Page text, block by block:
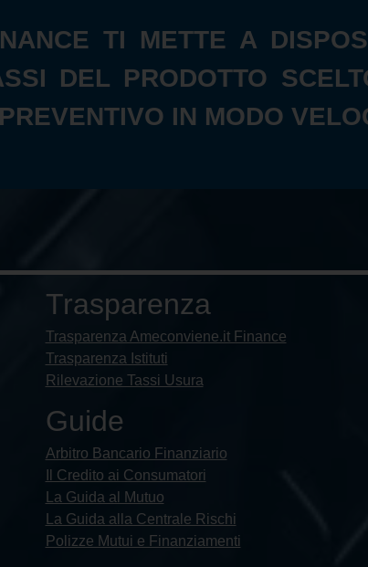
TI METTE A
DEL PRODOTTO
IN MODO
Trasparenza
Trasparenza Ameconviene.it Finance
Trasparenza Istituti
Rilevazione Tassi Usura
Guide
Arbitro Bancario Finanziario
Il Credito ai Consumatori
La Guida al Mutuo
La Guida alla Centrale Rischi
Polizze Mutui e Finanziamenti